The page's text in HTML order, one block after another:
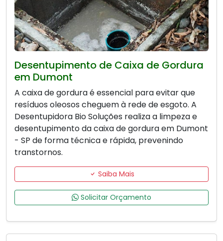
Desentupimento de Caixa de Gordura
em Dumont
A caixa de gordura é essencial para evitar que
resíduos oleosos cheguem à rede de esgoto. A
Desentupidora Bio Soluções realiza a limpeza e
desentupimento da caixa de gordura em Dumont
- SP de forma técnica e rápida, prevenindo
transtornos.
Saiba Mais
Solicitar Orçamento